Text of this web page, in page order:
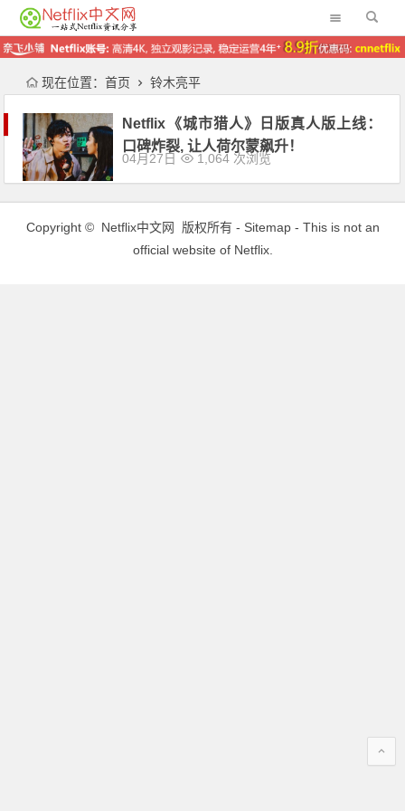
现在位置： 首页 铃木亮平
Netflix《城市猎人》日版真人版上线：
口碑炸裂, 让人荷尔蒙飙升！
04月27日 1,064 次浏览
Copyright © Netflix中文网 版权所有 - Sitemap- This is not an
official website of Netflix.